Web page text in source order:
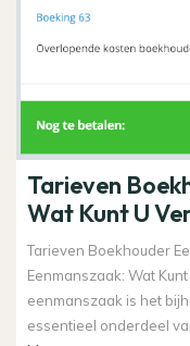
Tarieven
Wat Kunt U
Tarieven Boekhouder
Eenmanszaak: Wat
eenmanszaak is het
essentieel onderdeel